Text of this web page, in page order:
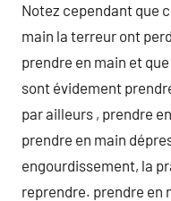
Notez cependant que
main la terreur ont
prendre en main et
sont évidement
par ailleurs , prendre
prendre en main
engourdissement, la
reprendre. prendre en